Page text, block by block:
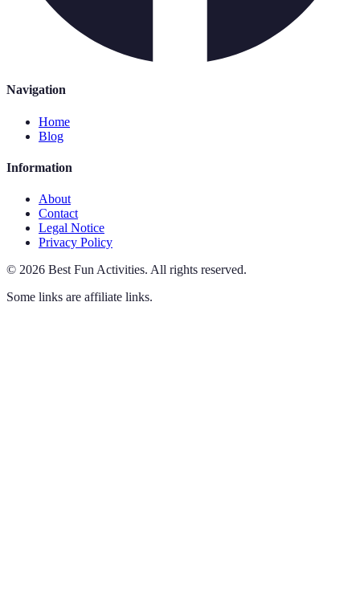
Navigation
Home
Blog
Information
About
Contact
Legal Notice
Privacy Policy
© 2026 Best Fun Activities. All rights reserved.
Some links are affiliate links.